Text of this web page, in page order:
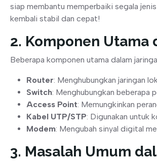
siap membantu memperbaiki segala
kembali stabil dan cepat!
2. Komponen Utama
Beberapa komponen utama dalam
Router: Menghubungkan jaringan
Switch: Menghubungkan beberapa
Access Point: Memungkinkan
Kabel UTP/STP: Digunakan untuk
Modem: Mengubah sinyal digital
3. Masalah Umum